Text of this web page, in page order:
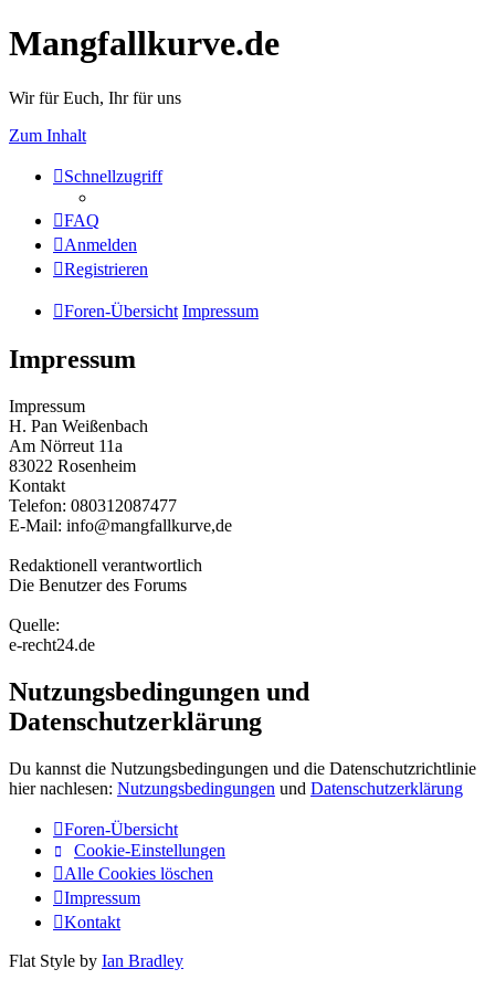
Mangfallkurve.de
Wir für Euch, Ihr für uns
Zum Inhalt
Schnellzugriff
FAQ
Anmelden
Registrieren
Foren-Übersicht Impressum
Impressum
Impressum
H. Pan Weißenbach
Am Nörreut 11a
83022 Rosenheim
Kontakt
Telefon: 080312087477
E-Mail: info@mangfallkurve,de
Redaktionell verantwortlich
Die Benutzer des Forums
Quelle:
e-recht24.de
Nutzungsbedingungen und
Datenschutzerklärung
Du kannst die Nutzungsbedingungen und die Datenschutzrichtlinie
hier nachlesen: Nutzungsbedingungen und Datenschutzerklärung
Foren-Übersicht
Cookie-Einstellungen
Alle Cookies löschen
Impressum
Kontakt
Flat Style by Ian Bradley